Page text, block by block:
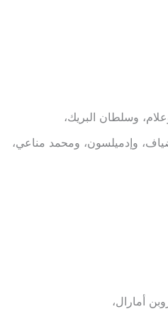
وسلطان البريك،
وإدميلسون، ومحمد مناعي،
أمارال،